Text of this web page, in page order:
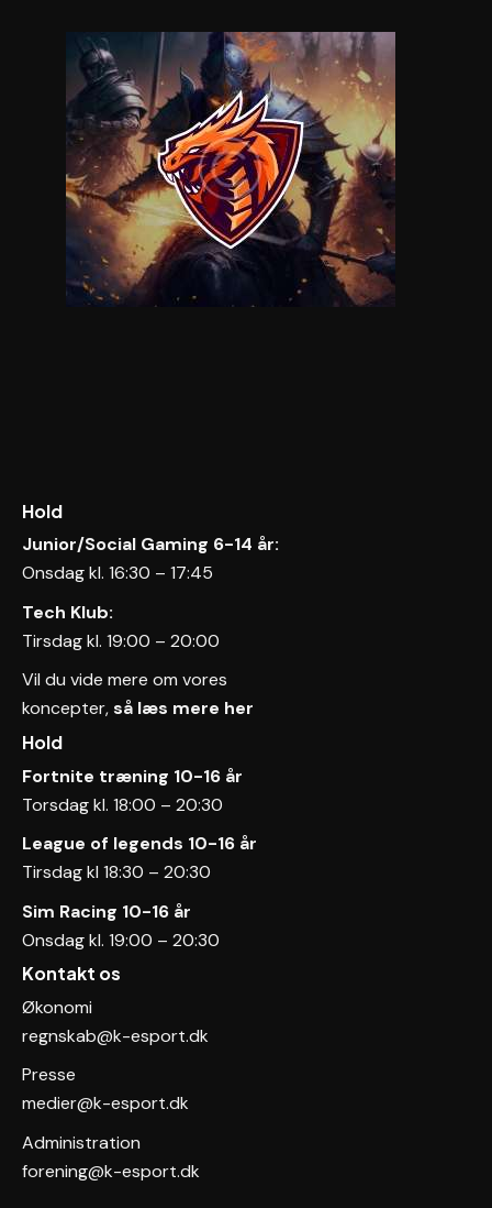
Hold
Junior/Social Gaming 6-14 år:
Onsdag kl. 16:30 – 17:45
Tech Klub:
Tirsdag kl. 19:00 – 20:00
Vil du vide mere om vores
koncepter,så læs mere her
Hold
Fortnite træning 10-16 år
Torsdag kl. 18:00 – 20:30
League of legends 10-16 år
Tirsdag kl 18:30 – 20:30
Sim Racing 10-16 år
Onsdag kl. 19:00 – 20:30
Kontakt os
Økonomi
regnskab@k-esport.dk
Presse
medier@k-esport.dk
Administration
forening@k-esport.dk